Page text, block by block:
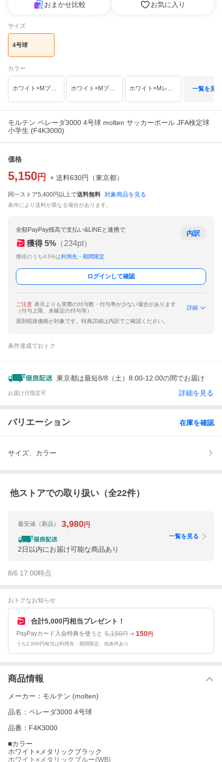
おまかせ比較 お気に入り
サイズ
4号球
カラー
ホワイト×Mブラック ホワイト×Mブルー(WB) ホワイト×Mレッド(WR) 一覧を見る
モルテン ペレーダ3000 4号球 molten サッカーボール JFA検定球
小学生 (F4K3000)
価格
5,150 円 + 送料630円 （東京都）
同一ストア5,400円以上で送料無料 対象商品を見る
条件により送料が異なる場合があります。
全額PayPay残高で支払い&LINEと連携で
獲得 5% （234pt）
獲得のうち4.5%は利用先・期間限定
内訳
ログインして確認
ご注意 表示よりも実際の付与数・付与率が少ない場合があります
（付与上限、未確定の付与等）
詳細
原則税抜価格が対象です。特典詳細は内訳でご確認ください。
条件達成でおトク
東京都は最短8/8（土）8:00-12:00の間でお届け
お届け日指定可 詳細を見る
バリエーション 在庫を確認
サイズ、カラー
他ストアでの取り扱い（全22件）
最安値 （新品） 3,980円
2日以内にお届け可能な商品あり
一覧を見る
8/6 17:00時点
おトクなお知らせ
合計5,000円相当プレゼント！
PayPayカード入会特典を使うと 5,150円 150円
うち2,000円相当は利用先・期間限定。他条件あり
商品情報
メーカー：モルテン (molten)
品名：ペレーダ3000 4号球
品番：F4K3000
■カラー
ホワイト×メタリックブラック
ホワイト×メタリックブルー(WB)